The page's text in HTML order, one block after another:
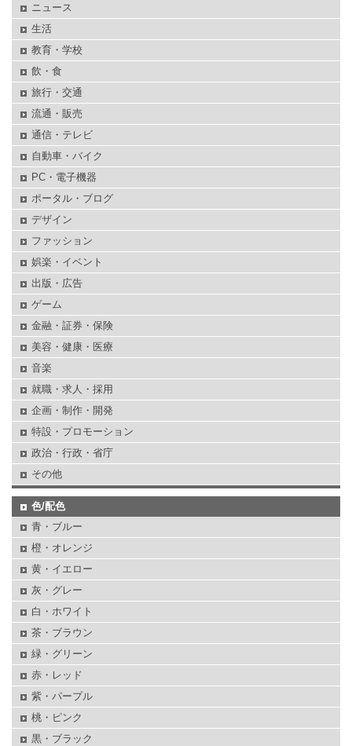
ニュース
生活
教育・学校
飲・食
旅行・交通
流通・販売
通信・テレビ
自動車・バイク
PC・電子機器
ポータル・ブログ
デザイン
ファッション
娯楽・イベント
出版・広告
ゲーム
金融・証券・保険
美容・健康・医療
音楽
就職・求人・採用
企画・制作・開発
特設・プロモーション
政治・行政・省庁
その他
色/配色
青・ブルー
橙・オレンジ
黄・イエロー
灰・グレー
白・ホワイト
茶・ブラウン
緑・グリーン
赤・レッド
紫・パープル
桃・ピンク
黒・ブラック